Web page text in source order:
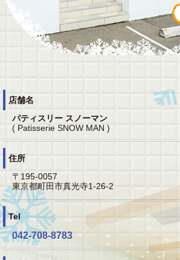
店舗名
パティスリー スノーマン
( Patisserie SNOW MAN )
住所
〒195-0057
東京都町田市真光寺1-26-2
Tel
042-708-8783